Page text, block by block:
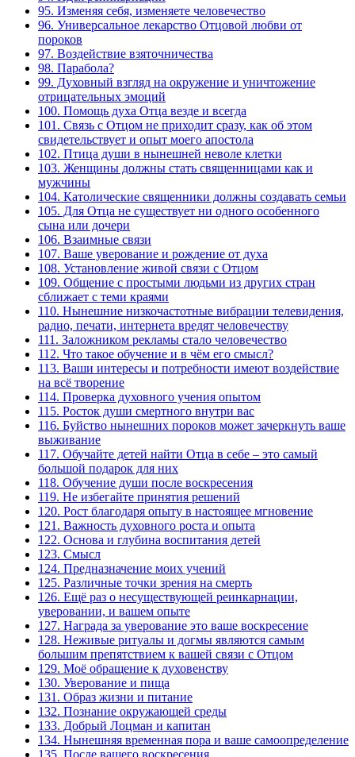
95. Изменяя себя, изменяете человечество
96. Универсальное лекарство Отцовой любви от
пороков
97. Воздействие взяточничества
98. Парабола?
99. Духовный взгляд на окружение и уничтожение
отрицательных эмоций
100. Помощь духа Отца везде и всегда
101. Связь с Отцом не приходит сразу, как об этом
свидетельствует и опыт моего апостола
102. Птица души в нынешней неволе клетки
103. Женщины должны стать священницами как и
мужчины
104. Католические священники должны создавать семьи
105. Для Отца не существует ни одного особенного
сына или дочери
106. Взаимные связи
107. Ваше уверование и рождение от духа
108. Установление живой связи с Отцом
109. Общение с простыми людьми из других стран
сближает с теми краями
110. Нынешние низкочастотные вибрации телевидения,
радио, печати, интернета вредят человечеству
111. Заложником рекламы стало человечество
112. Что такое обучение и в чём его смысл?
113. Ваши интересы и потребности имеют воздействие
на всё творение
114. Проверка духовного учения опытом
115. Росток души смертного внутри вас
116. Буйство нынешних пороков может зачеркнуть ваше
выживание
117. Обучайте детей найти Отца в себе – это самый
большой подарок для них
118. Обучение души после воскресения
119. Не избегайте принятия решений
120. Рост благодаря опыту в настоящее мгновение
121. Важность духовного роста и опыта
122. Основа и глубина воспитания детей
123. Смысл
124. Предназначение моих учений
125. Различные точки зрения на смерть
126. Ещё раз о несуществующей реинкарнации,
уверовании, и вашем опыте
127. Награда за уверование это ваше воскресение
128. Неживые ритуалы и догмы являются самым
большим препятствием к вашей связи с Отцом
129. Моё обращение к духовенству
130. Уверование и пища
131. Образ жизни и питание
132. Познание окружающей среды
133. Добрый Лоцман и капитан
134. Нынешняя временная пора и ваше самоопределение
135. После вашего воскресения